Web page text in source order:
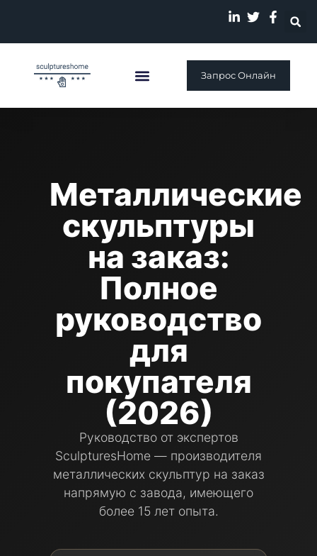
Запрос Онлайн
Металлические
скульптуры
на заказ:
Полное
руководство
для
покупателя
(2026)
Руководство от экспертов
SculpturesHome — производителя
металлических скульптур на заказ
напрямую с завода, имеющего
более 15 лет опыта.